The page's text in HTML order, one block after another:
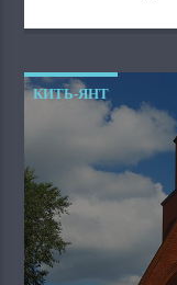
КИТЬ-ЯНТ